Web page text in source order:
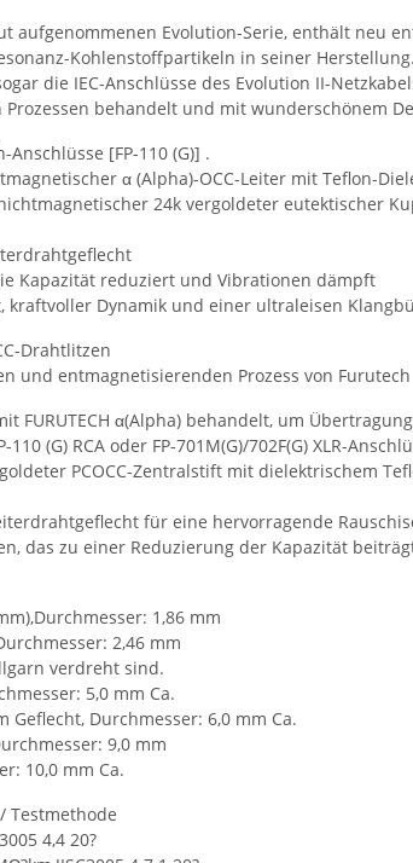
aufgenommenen Evolution-Serie, enthält neu
Kohlenstoffpartikeln in seiner
die IEC-Anschlüsse des Evolution II-
behandelt und mit wunderschönem
[FP-110 (G)] .
α (Alpha)-OCC-Leiter mit Teflon-
24k vergoldeter
Kapazität reduziert und Vibrationen dämpft
kraftvoller Dynamik und einer ultraleisen
Drahtlitzen
und entmagnetisierenden Prozess von Furutech
FURUTECH α(Alpha) behandelt, um
(G) RCA oder FP-701M(G)/702F(G) XLR-
PCOCC-Zentralstift mit dielektrischem
für eine hervorragende
das zu einer Reduzierung der Kapazität
1,86 mm
2,46 mm
verdreht sind.
5,0 mm Ca.
Geflecht, Durchmesser: 6,0 mm Ca.
9,0 mm
10,0 mm Ca.
Testmethode
4,4 20?